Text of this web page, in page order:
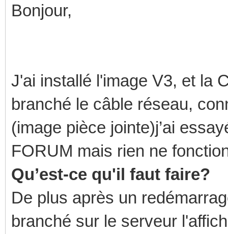
Bonjour,
J'ai installé l'image V3, et la
branché le câble réseau,
(image pièce jointe)j’ai
FORUM mais rien ne
Qu’est-ce qu'il faut faire?
De plus après un
branché sur le serveur